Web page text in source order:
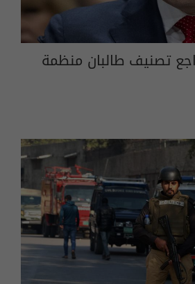
تصنيف طالبان منظمة